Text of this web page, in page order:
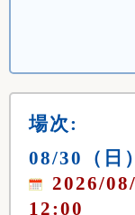
場次:
08/30（日
2026/
12:00